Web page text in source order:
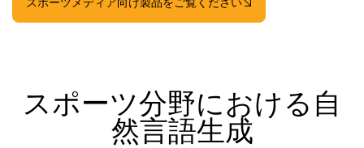
スポーツ分野における自
然言語生成